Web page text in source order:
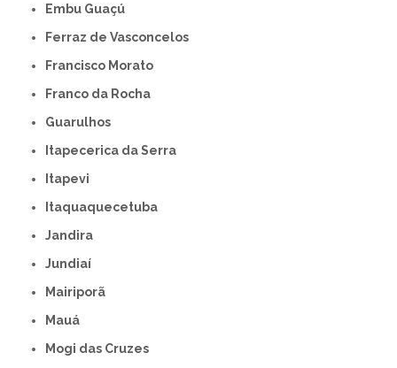
Embu Guaçú
Ferraz de Vasconcelos
Francisco Morato
Franco da Rocha
Guarulhos
Itapecerica da Serra
Itapevi
Itaquaquecetuba
Jandira
Jundiaí
Mairiporã
Mauá
Mogi das Cruzes